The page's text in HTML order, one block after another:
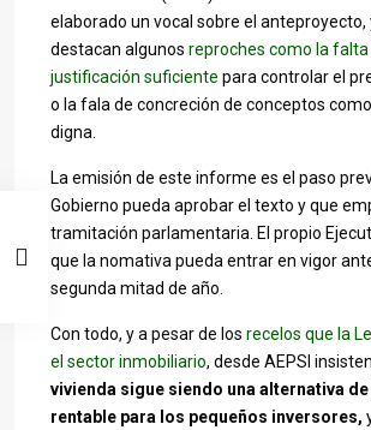
elaborado un vocal sobre el anteproyecto,
destacan algunos reproches como la falta
justificación suficiente para controlar el
o la fala de concreción de conceptos
digna.
La emisión de este informe es el paso
Gobierno pueda aprobar el texto y que
tramitación parlamentaria. El propio
que la nomativa pueda entrar en vigor
segunda mitad de año.
Con todo, y a pesar de los recelos que la
el sector inmobiliario, desde AEPSI
vivienda sigue siendo una alternativa
rentable para los pequeños inversores,